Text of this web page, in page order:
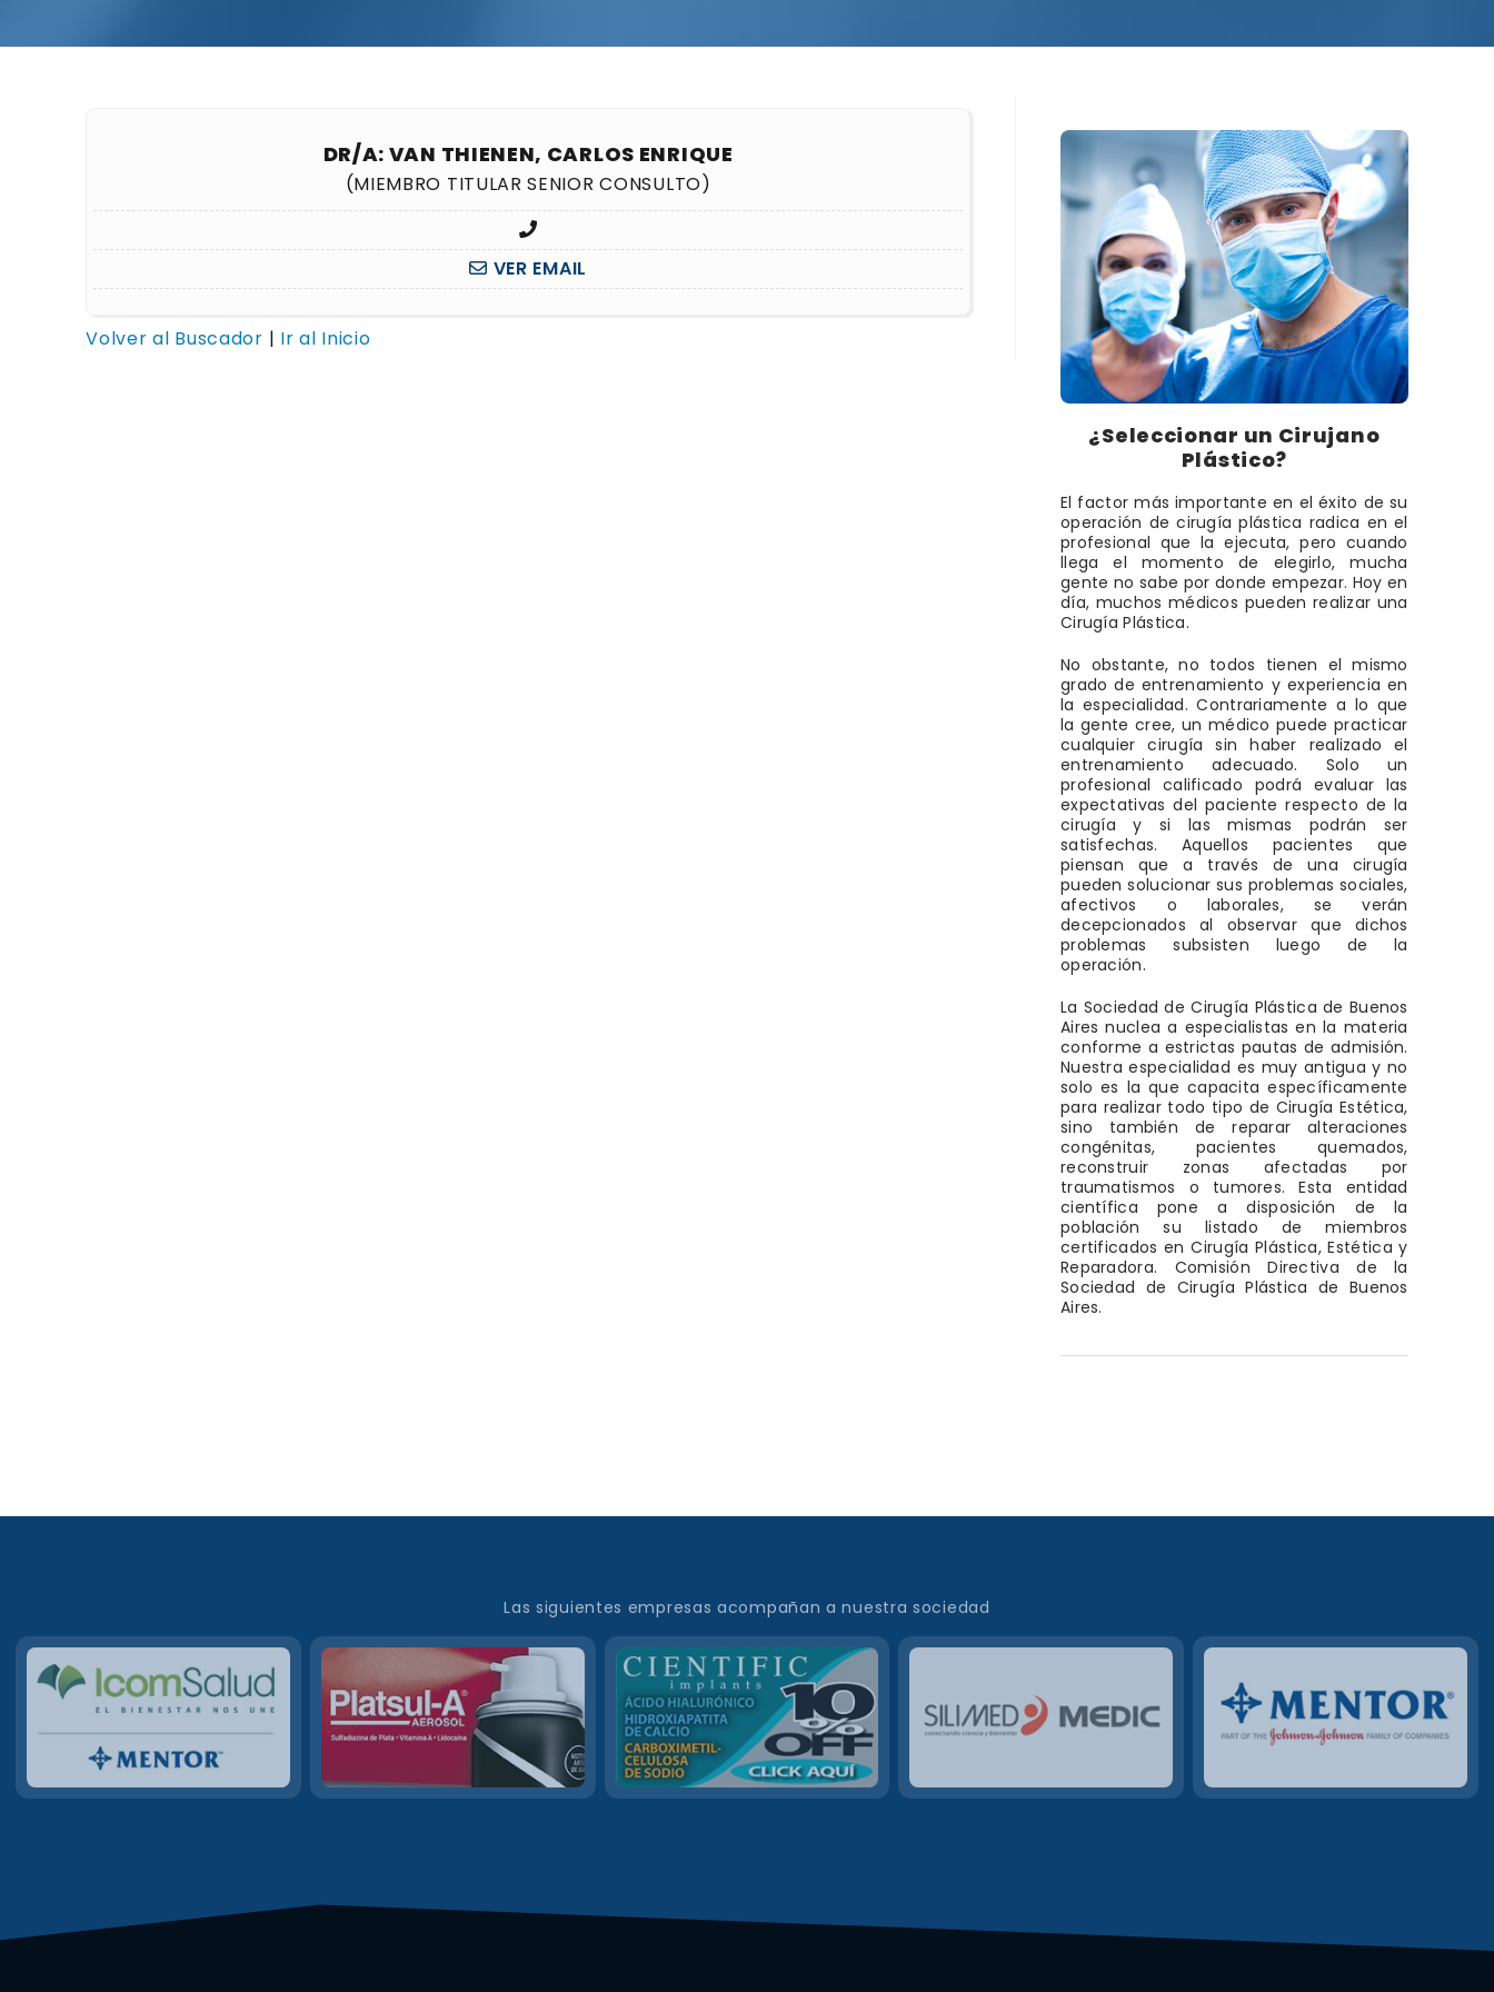
DR/A: VAN THIENEN, CARLOS ENRIQUE
(MIEMBRO TITULAR SENIOR CONSULTO)
VER EMAIL
Volver al Buscador | Ir al Inicio
¿Seleccionar un Cirujano
Plástico?
El factor más importante en el éxito de su
operación de cirugía plástica radica en el
profesional que la ejecuta, pero cuando
llega el momento de elegirlo, mucha
gente no sabe por donde empezar. Hoy en
día, muchos médicos pueden realizar una
Cirugía Plástica.
No obstante, no todos tienen el mismo
grado de entrenamiento y experiencia en
la especialidad. Contrariamente a lo que
la gente cree, un médico puede practicar
cualquier cirugía sin haber realizado el
entrenamiento adecuado. Solo un
profesional calificado podrá evaluar las
expectativas del paciente respecto de la
cirugía y si las mismas podrán ser
satisfechas. Aquellos pacientes que
piensan que a través de una cirugía
pueden solucionar sus problemas sociales,
afectivos o laborales, se verán
decepcionados al observar que dichos
problemas subsisten luego de la
operación.
La Sociedad de Cirugía Plástica de Buenos
Aires nuclea a especialistas en la materia
conforme a estrictas pautas de admisión.
Nuestra especialidad es muy antigua y no
solo es la que capacita específicamente
para realizar todo tipo de Cirugía Estética,
sino también de reparar alteraciones
congénitas, pacientes quemados,
reconstruir zonas afectadas por
traumatismos o tumores. Esta entidad
científica pone a disposición de la
población su listado de miembros
certificados en Cirugía Plástica, Estética y
Reparadora. Comisión Directiva de la
Sociedad de Cirugía Plástica de Buenos
Aires.
Las siguientes empresas acompañan a nuestra sociedad